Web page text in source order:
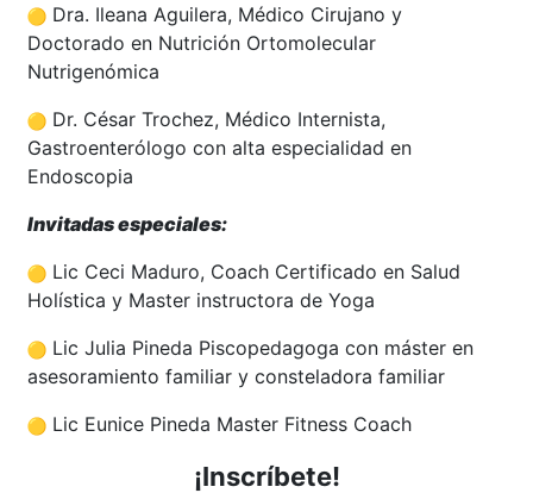
Dra. Ileana Aguilera, Médico Cirujano y
Doctorado en Nutrición Ortomolecular
Nutrigenómica
Dr. César Trochez, Médico Internista,
Gastroenterólogo con alta especialidad en
Endoscopia
Invitadas especiales:
Lic Ceci Maduro, Coach Certificado en Salud
Holística y Master instructora de Yoga
Lic Julia Pineda Piscopedagoga con máster en
asesoramiento familiar y consteladora familiar
Lic Eunice Pineda Master Fitness Coach
¡Inscríbete!